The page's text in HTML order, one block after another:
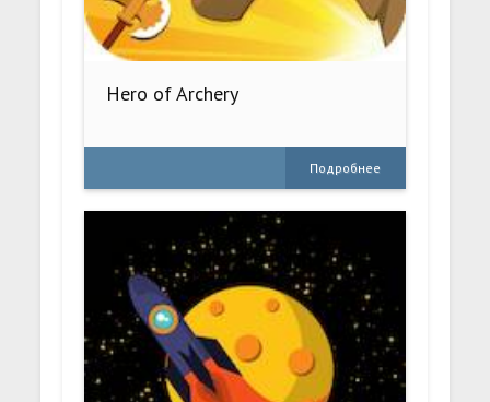
Hero of Archery
Подробнее